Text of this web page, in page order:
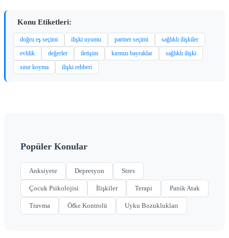
Konu Etiketleri:
doğru eş seçimi ilişki uyumu partner seçimi
sağlıklı ilişkiler
evlilik
değerler iletişim kırmızı bayraklar
sağlıklı ilişki
sınır koyma
ilişki rehberi
Popüler Konular
Anksiyete Depresyon Stres
Çocuk Psikolojisi İlişkiler Terapi Panik Atak
Travma Öfke Kontrolü Uyku Bozuklukları